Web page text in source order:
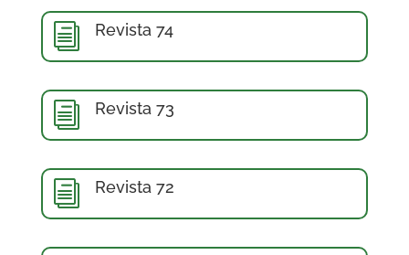
i Revista 74
i Revista 73
i Revista 72